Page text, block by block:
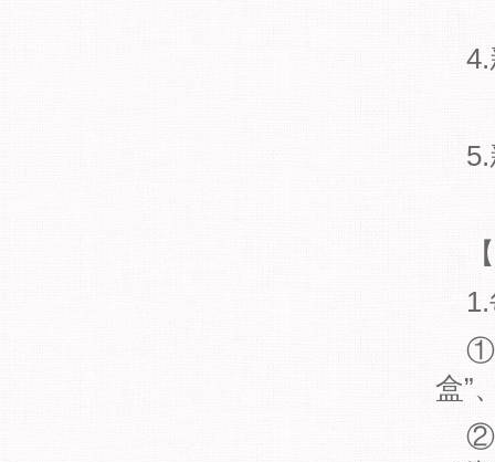
4.
5.
【
1.
①
盒”